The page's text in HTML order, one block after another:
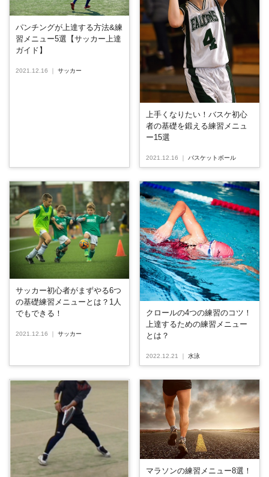
パンチングが上達する方法&練
習メニュー5選【サッカー上達
ガイド】
2021.12.16 サッカー
上手くなりたい！バスケ初心
者の基礎を鍛える練習メニュ
ー15選
2021.12.16 バスケットボール
サッカー初心者がまずやる6つ
の基礎練習メニューとは？1人
でもできる！
2021.12.16 サッカー
クロールの4つの練習のコツ！
上達するための練習メニュー
とは？
2022.12.21 水泳
マラソンの練習メニュー8選！